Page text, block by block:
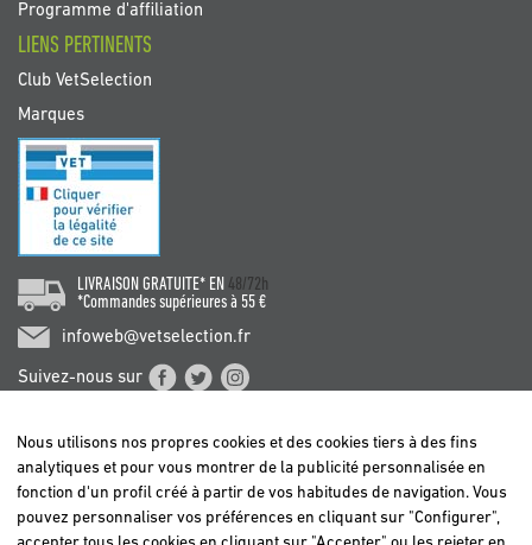
Programme d'affiliation
LIENS PERTINENTS
Club VetSelection
Marques
LIVRAISON GRATUITE* EN 48/72h
*Commandes supérieures à 55 €
infoweb@vetselection.fr
Suivez-nous sur
BELGIË / BELGIQUE
Nous utilisons nos propres cookies et des cookies tiers à des fins
analytiques et pour vous montrer de la publicité personnalisée en
fonction d'un profil créé à partir de vos habitudes de navigation. Vous
pouvez personnaliser vos préférences en cliquant sur "Configurer",